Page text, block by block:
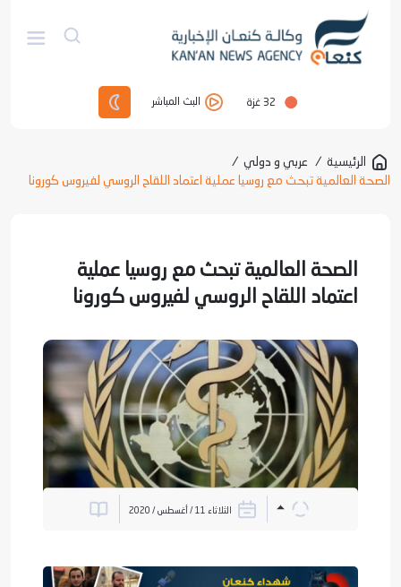
32 غزة البث المباشر
الرئيسية / عربي و دولي /
الصحة العالمية تبحث مع روسيا عملية اعتماد اللقاح الروسي لفيروس كورونا
الصحة العالمية تبحث مع روسيا عملية
اعتماد اللقاح الروسي لفيروس كورونا
الثلاثاء 11 / أغسطس / 2020